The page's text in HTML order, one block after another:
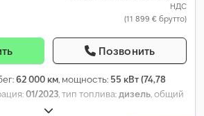
НДС
(11 899 € брутто)
Позвонить
62 000 км, мощность: 55 кВт (74,78
01/2023, тип топлива:дизель, общий
проверка (TÜV):